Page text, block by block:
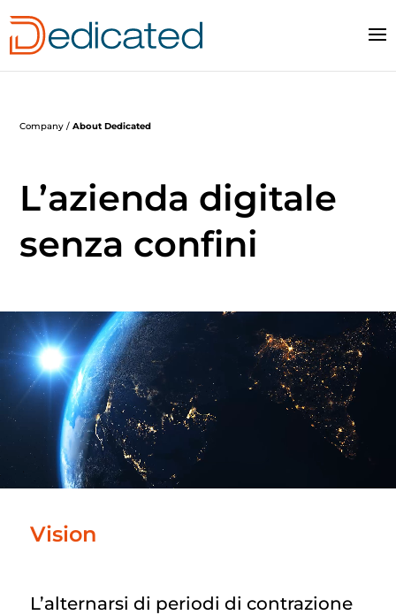
Company /About Dedicated
L’azienda digitale
senza confini
Video
Player
Vision
L’alternarsi di periodi di contrazione